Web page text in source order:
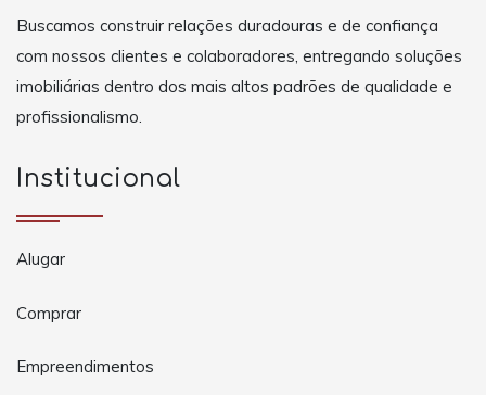
Buscamos construir relações duradouras e de confiança
com nossos clientes e colaboradores, entregando soluções
imobiliárias dentro dos mais altos padrões de qualidade e
profissionalismo.
Institucional
Alugar
Comprar
Empreendimentos